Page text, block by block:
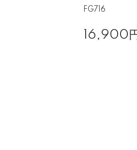
FG716
16,900